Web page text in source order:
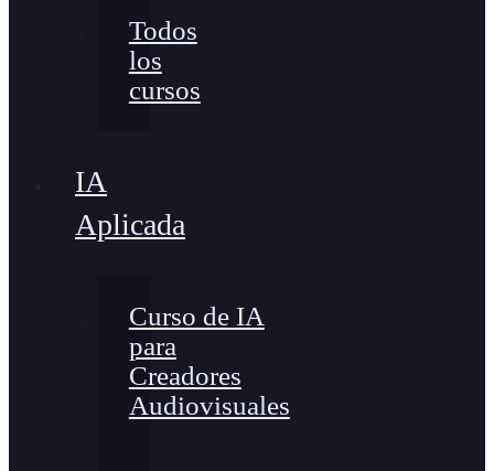
Todos
los
cursos
IA
Aplicada
Curso de IA
para
Creadores
Audiovisuales